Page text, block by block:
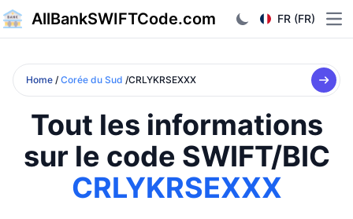
AllBankSWIFTCode.com FR (FR)
Home / Corée du Sud /CRLYKRSEXXX
Tout les informations
sur le code SWIFT/BIC
CRLYKRSEXXX